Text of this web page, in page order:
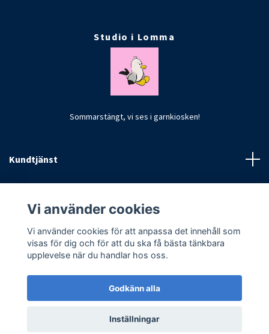
Studio i Lomma
Sommarstängt, vi ses i garnkiosken!
Kundtjänst
© 2026 CrochetByKim
Vi använder cookies
Vi använder cookies för att anpassa det innehåll som
visas för dig och för att du ska få bästa tänkbara
upplevelse när du handlar hos oss.
Godkänn alla
Inställningar